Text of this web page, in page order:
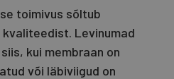
toimivus sõltub
Levinumad
kui membraan on
või läbiviigud on